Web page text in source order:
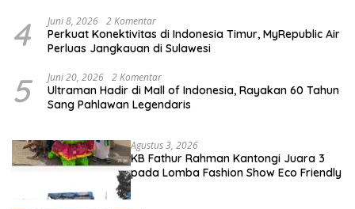
4 Juni 8, 2026 2 Komentar
Perkuat Konektivitas di Indonesia Timur, MyRepublic Air
Perluas Jangkauan di Sulawesi
5 Juni 20, 2026 2 Komentar
Ultraman Hadir di Mall of Indonesia, Rayakan 60 Tahun
Sang Pahlawan Legendaris
Agustus 3, 2026
KB Fathur Rahman Kantongi Juara 3
pada Lomba Fashion Show Eco Friendly